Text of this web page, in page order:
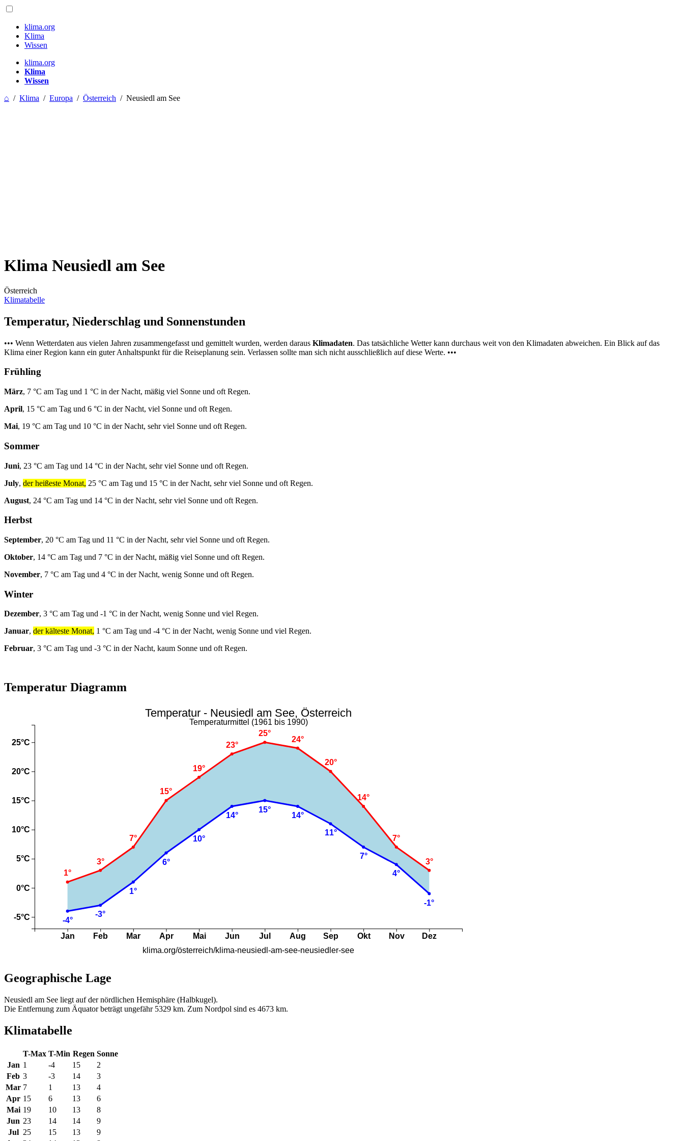
klima.org
Klima
Wissen
klima.org
Klima
Wissen
⌂ / Klima / Europa / Österreich / Neusiedl am See
Klima Neusiedl am See
Österreich
Klimatabelle
Temperatur, Niederschlag und Sonnenstunden
••• Wenn Wetterdaten aus vielen Jahren zusammengefasst und gemittelt wurden, werden daraus Klimadaten. Das tatsächliche Wetter kann durchaus weit von den Klimadaten abweichen. Ein Blick auf das
Klima einer Region kann ein guter Anhaltspunkt für die Reiseplanung sein. Verlassen sollte man sich nicht ausschließlich auf diese Werte. •••
Frühling
März, 7 °C am Tag und 1 °C in der Nacht, mäßig viel Sonne und oft Regen.
April, 15 °C am Tag und 6 °C in der Nacht, viel Sonne und oft Regen.
Mai, 19 °C am Tag und 10 °C in der Nacht, sehr viel Sonne und oft Regen.
Sommer
Juni, 23 °C am Tag und 14 °C in der Nacht, sehr viel Sonne und oft Regen.
July, der heißeste Monat, 25 °C am Tag und 15 °C in der Nacht, sehr viel Sonne und oft Regen.
August, 24 °C am Tag und 14 °C in der Nacht, sehr viel Sonne und oft Regen.
Herbst
September, 20 °C am Tag und 11 °C in der Nacht, sehr viel Sonne und oft Regen.
Oktober, 14 °C am Tag und 7 °C in der Nacht, mäßig viel Sonne und oft Regen.
November, 7 °C am Tag und 4 °C in der Nacht, wenig Sonne und oft Regen.
Winter
Dezember, 3 °C am Tag und -1 °C in der Nacht, wenig Sonne und viel Regen.
Januar, der kälteste Monat, 1 °C am Tag und -4 °C in der Nacht, wenig Sonne und viel Regen.
Februar, 3 °C am Tag und -3 °C in der Nacht, kaum Sonne und oft Regen.
Temperatur Diagramm
Geographische Lage
Neusiedl am See liegt auf der nördlichen Hemisphäre (Halbkugel).
Die Entfernung zum Äquator beträgt ungefähr 5329 km. Zum Nordpol sind es 4673 km.
Klimatabelle
T-Max T-Min Regen Sonne
Jan 1 -4 15
2
Feb 3 -3 14
3
Mar 7 1 13
4
Apr 15 6 13
6
Mai 19 10 13
8
Jun 23 14 14
9
Jul 25 15 13
9